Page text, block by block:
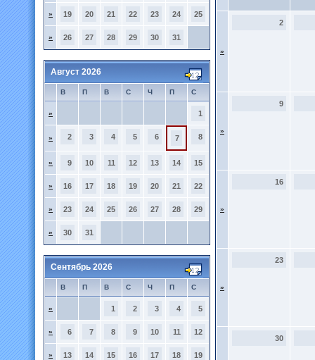
» 19 20 21 22 23 24 25
» 26 27 28 29 30 31
Август 2026
В П В С Ч П С
» 1
» 2 3 4 5 6 7 8
» 9 10 11 12 13 14 15
» 16 17 18 19 20 21 22
» 23 24 25 26 27 28 29
» 30 31
Сентябрь 2026
В П В С Ч П С
» 1 2 3 4 5
» 6 7 8 9 10 11 12
» 13 14 15 16 17 18 19
»
2
»
9
»
16
»
23
30